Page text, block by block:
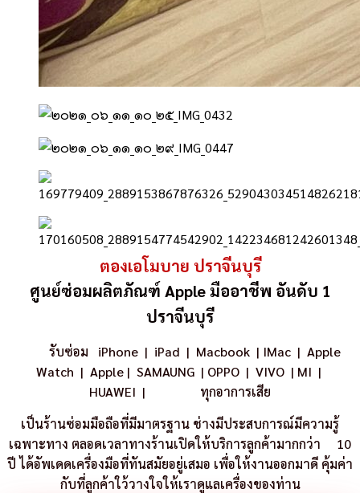
ตองเอโมบาย ปราจีนบุรี
ศูนย์ซ่อมผลิตภัณฑ์ Apple มืออาชีพ อันดับ 1
ปราจีนบุรี
รับซ่อม iPhone | iPad | Macbook | IMac | Apple
Watch | Apple | SAMAUNG | OPPO | VIVO | MI |
HUAWEI |
ทุกอาการเสีย
เป็นร้านซ่อมมือถือที่มีมาตรฐาน ช่างมีประสบการณ์มีความรู้
เฉพาะทาง ตลอดเวลาทางร้านเปิดให้บริการลูกค้ามากกว่า 10
ปี ได้อัพเดดเครื่องมือที่ทันสมัยอยู่เสมอ เพื่อให้งานออกมาดี คุ้มค่า
กับที่ลูกค้าใว้วางใจให้เราดูแลเครื่องของท่าน